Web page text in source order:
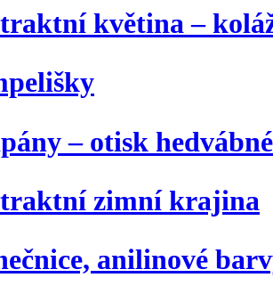
květina –
– otisk
zimní krajina
anilinové